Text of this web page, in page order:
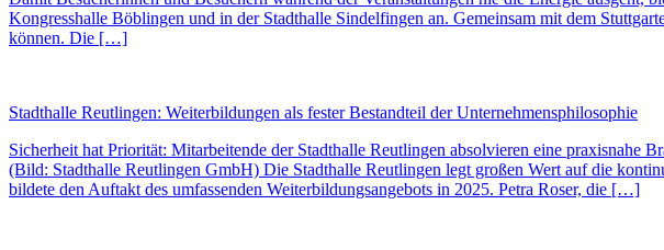
Kongresshalle Böblingen und in der Stadthalle Sindelfingen an. Gemeinsam mit dem
können. Die […]
Stadthalle Reutlingen: Weiterbildungen als fester Bestandteil der Unternehmensphilosophie
Sicherheit hat Priorität: Mitarbeitende der Stadthalle Reutlingen absolvieren eine praxisnahe
(Bild: Stadthalle Reutlingen GmbH) Die Stadthalle Reutlingen legt großen Wert auf die
bildete den Auftakt des umfassenden Weiterbildungsangebots in 2025. Petra Roser, die […]